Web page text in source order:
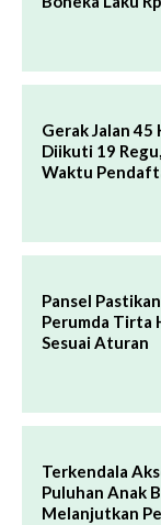
Gerak Jalan 45
Diikuti 19
Waktu
Pansel
Perumda Tirta
Sesuai Aturan
Terkendala
Puluhan Anak
Melanjutkan